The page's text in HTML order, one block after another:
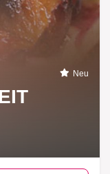
Neu